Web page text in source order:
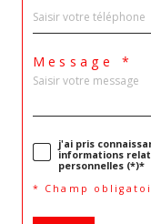
Message *
j'ai pris
informations
personnelles (*)*
* Champ